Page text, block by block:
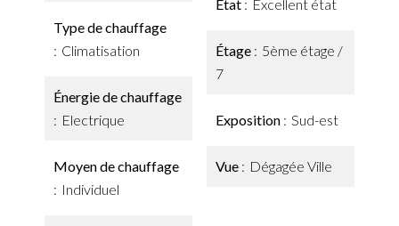
Type de chauffage
Climatisation
Énergie de chauffage
Electrique
Moyen de chauffage
Individuel
État Excellent état
Étage
5ème étage /
7
Exposition Sud-est
Vue Dégagée Ville